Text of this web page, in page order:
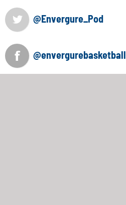
@Envergure_Pod
@envergurebasketball